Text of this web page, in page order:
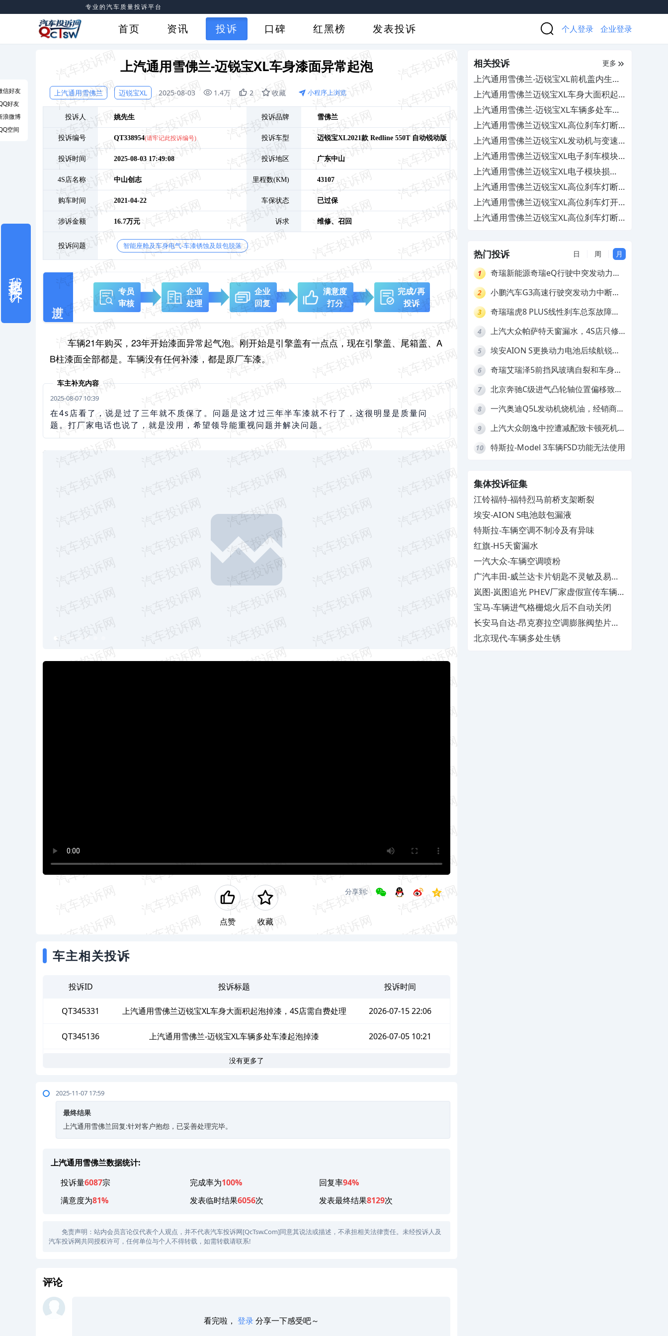
专业的汽车质量投诉平台
首页 资讯 投诉 口碑 红黑榜 发表投诉 个人登录 企业登录
上汽通用雪佛兰-迈锐宝XL车身漆面异常起泡
上汽通用雪佛兰 迈锐宝XL 2025-08-03 1.4万 2 收藏 小程序上浏览
投诉人 姚先生 投诉品牌 雪佛兰
投诉编号 QT338954(请牢记此投诉编号) 投诉车型 迈锐宝XL2021款 Redline 550T 自动锐动版
投诉时间 2025-08-03 17:49:08 投诉地区 广东中山
4S店名称 中山创志 里程数(KM) 43107
购车时间 2021-04-22 车保状态 已过保
涉诉金额 16.7万元 诉求 维修、 召回
投诉问题 智能座舱及车身电气-车漆锈蚀及鼓包脱落
专员
审核
企业
处理
企业
回复
满意度
打分
完成/再
投诉
车辆21年购买，23年开始漆面异常起气泡。刚开始是引擎盖有一点点，现在引擎盖、尾箱盖、A
B柱漆面全部都是。车辆没有任何补漆，都是原厂车漆。
车主补充内容
2025-08-07 10:39
在4s店看了，说是过了三年就不质保了。问题是这才过三年半车漆就不行了，这很明显是质量问
题。打厂家电话也说了，就是没用，希望领导能重视问题并解决问题。
点赞 收藏
分享到:
车主相关投诉
投诉ID 投诉标题 投诉时间
QT345331 上汽通用雪佛兰迈锐宝XL车身大面积起泡掉漆，4S店需自费处理 2026-07-15 22:06
QT345136 上汽通用雪佛兰-迈锐宝XL车辆多处车漆起泡掉漆 2026-07-05 10:21
没有更多了
2025-11-07 17:59
最终结果
上汽通用雪佛兰回复:针对客户抱怨，已妥善处理完毕。
上汽通用雪佛兰数据统计:
投诉量6087宗 完成率为100% 回复率94%
满意度为81% 发表临时结果6056次 发表最终结果8129次
免责声明：站内会员言论仅代表个人观点，并不代表汽车投诉网[QcTsw.Com]同意其说法或描述，不承担相关法律责任。未经投诉人及
汽车投诉网共同授权许可，任何单位与个人不得转载，如需转载请联系!
评论
看完啦， 登录分享一下感受吧～
相关投诉 更多
上汽通用雪佛兰-迈锐宝XL前机盖内生锈
爆漆
上汽通用雪佛兰迈锐宝XL车身大面积起
泡掉漆，4S店需自费处理
上汽通用雪佛兰-迈锐宝XL车辆多处车漆
起泡掉漆
上汽通用雪佛兰迈锐宝XL高位刹车灯断
裂，4S店拒绝更换维修
上汽通用雪佛兰迈锐宝XL发动机与变速
箱不匹配致加油不走车，售后不作为
上汽通用雪佛兰迈锐宝XL电子刹车模块
故障，厂家迟迟不发配件维修
上汽通用雪佛兰迈锐宝XL电子模块损
坏，4S店修车无果
上汽通用雪佛兰迈锐宝XL高位刹车灯断
裂，要求厂家更换并承诺质保
上汽通用雪佛兰迈锐宝XL高位刹车灯开
裂漏水，厂家拒绝免费更换
上汽通用雪佛兰迈锐宝XL高位刹车灯断
热门投诉 日 周 月
1
奇瑞新能源奇瑞eQ行驶中突发动力受
拒绝三电质保
2
小鹏汽车G3高速行驶突发动力中断，
3
奇瑞瑞虎8 PLUS线性刹车总泵故障，
4
上汽大众帕萨特天窗漏水，4S店只修
5
埃安AION S更换动力电池后续航锐
6
奇瑞艾瑞泽5前挡风玻璃自裂和车身多
7
北京奔驰C级进气凸轮轴位置偏移致发
8
一汽奥迪Q5L发动机烧机油，经销商推
9
上汽大众朗逸中控遭减配致卡顿死机，
10 特斯拉-Model 3车辆FSD功能无法使用
集体投诉征集
江铃福特-福特烈马前桥支架断裂
埃安-AION S电池鼓包漏液
特斯拉-车辆空调不制冷及有异味
红旗-H5天窗漏水
一汽大众-车辆空调喷粉
广汽丰田-威兰达卡片钥匙不灵敏及易消
磁
岚图-岚图追光 PHEV厂家虚假宣传车辆配
置与功能
宝马-车辆进气格栅熄火后不自动关闭
长安马自达-昂克赛拉空调膨胀阀垫片生
锈
北京现代-车辆多处生锈
信好友
好友
浪微博
空间